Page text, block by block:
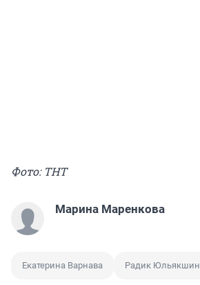
Фото: ТНТ
Марина Маренкова
Екатерина Варнава Радик Юльякшин